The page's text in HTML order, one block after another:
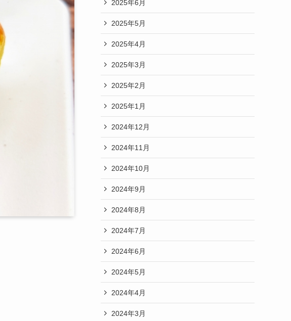
2025年6月
2025年5月
2025年4月
2025年3月
2025年2月
2025年1月
2024年12月
2024年11月
2024年10月
2024年9月
2024年8月
2024年7月
2024年6月
2024年5月
2024年4月
2024年3月